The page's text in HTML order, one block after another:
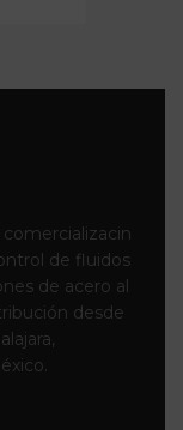
de fluidos
de acero al
desde